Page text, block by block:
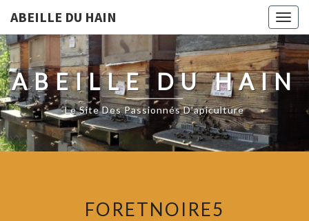
ABEILLE DU HAIN
ABEILLE DU HAIN
Le Site Des Passionnés D'apiculture
FORETNOIRE5